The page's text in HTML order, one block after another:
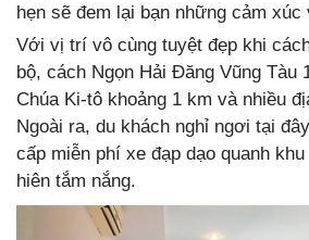
hẹn sẽ đem lại bạn những cảm xúc
Với vị trí vô cùng tuyệt đẹp khi
bộ, cách Ngọn Hải Đăng Vũng Tàu
Chúa Ki-tô khoảng 1 km và nhiều
Ngoài ra, du khách nghỉ ngơi tại
cấp miễn phí xe đạp dạo quanh
hiên tắm nắng.